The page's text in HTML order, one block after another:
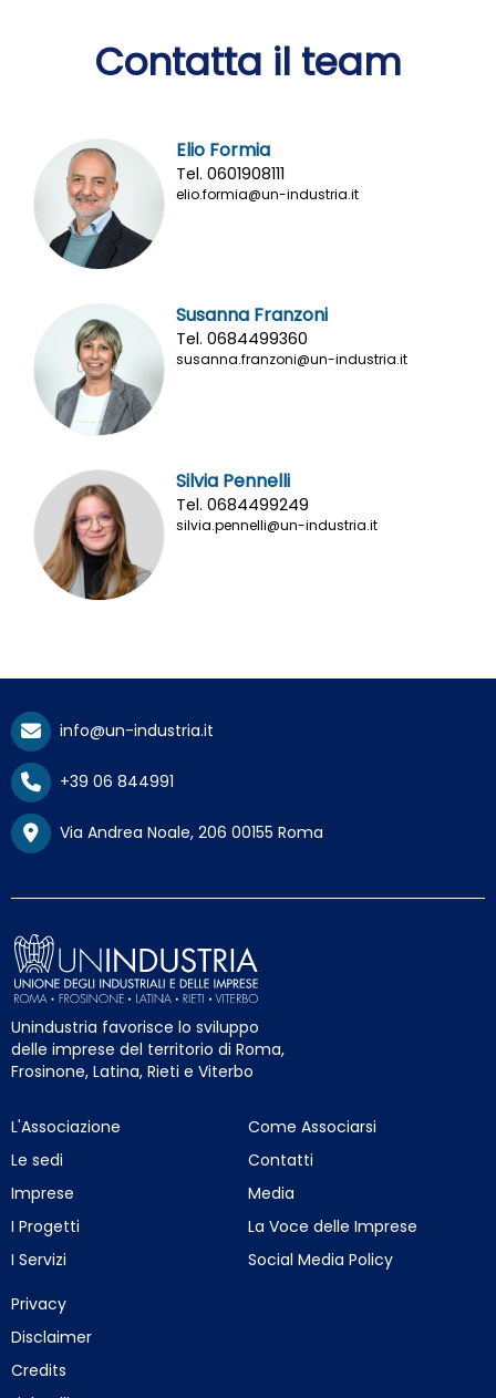
Contatta il team
Elio Formia
Tel. 0601908111
elio.formia@un-industria.it
Susanna Franzoni
Tel. 0684499360
susanna.franzoni@un-industria.it
Silvia Pennelli
Tel. 0684499249
silvia.pennelli@un-industria.it
info@un-industria.it
+39 06 844991
Via Andrea Noale, 206 00155 Roma
Unindustria favorisce lo sviluppo
delle imprese del territorio di Roma,
Frosinone, Latina, Rieti e Viterbo
L'Associazione
Le sedi
Imprese
I Progetti
I Servizi
Come Associarsi
Contatti
Media
La Voce delle Imprese
Social Media Policy
Privacy
Disclaimer
Credits